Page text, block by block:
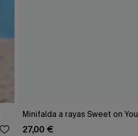
Minifalda a rayas Sweet on You
27,00 €